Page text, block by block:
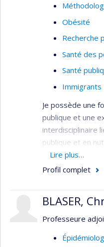
Obésité
Recherche
Santé des
Santé
Immigrants
Je possède une
publique et une
interdisciplinaire
publique et en
programme de
comprendre
politiques
différents
programme de
Lire plus…
Profil complet
BLASER,
Professeure